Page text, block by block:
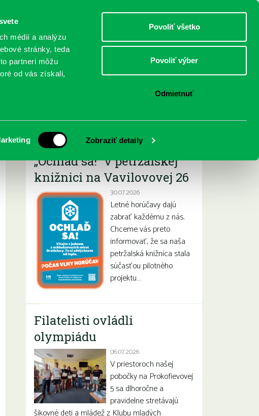
médií a analýzu
stránky, teda
partneri môžu
od vás získali,
Zobraziť detaily
Povoliť všetko
Povoliť výber
Odmietnuť
DOSPELÍ
O KNIŽNICI
Najnovšie
„Ochlaď sa!“ v petržalskej
knižnici na Vavilovovej 26
30.07.2026
Letné horúčavy dajú
zabrať každému z nás.
Chceme vás preto
informovať, že sa naša
petržalská knižnica stala
súčasťou pilotného
projektu…
Filatelisti ovládli
olympiádu
06.07.2026
V priestoroch našej
pobočky na Prokofievovej
5 sa dlhoročne a
pravidelne stretávajú
šikovné deti a mládež z Klubu mladých